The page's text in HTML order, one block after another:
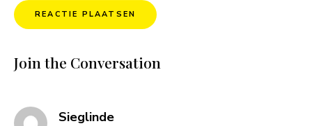
Join the Conversation
Sieglindesays: